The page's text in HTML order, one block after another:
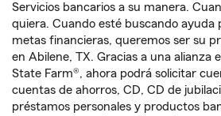
Servicios bancarios a su manera.
quiera. Cuando esté buscando ayuda
metas financieras, queremos ser su
en Abilene, TX. Gracias a una alianza
State Farm®, ahora podrá solicitar
cuentas de ahorros, CD, CD de
préstamos personales y productos